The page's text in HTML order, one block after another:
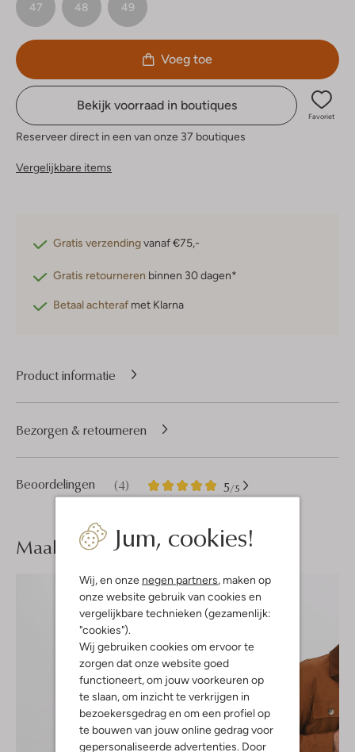
Jum, cookies!
Wij, en onze negen partners , maken op
onze website gebruik van cookies en
vergelijkbare technieken (gezamenlijk:
"cookies").
Wij gebruiken cookies om ervoor te
zorgen dat onze website goed
functioneert, om jouw voorkeuren op
te slaan, om inzicht te verkrijgen in
bezoekersgedrag en om een profiel op
te bouwen van jouw online gedrag voor
gepersonaliseerde advertenties. Door
47 48 49
Voeg toe
Bekijk voorraad in boutiques
Favoriet
Reserveer direct in een van onze 37 boutiques
Vergelijkbare items
Gratis verzendingvanaf €75,-
Gratis retourneren binnen 30 dagen*
Betaal achteraf met Klarna
Product informatie
Beoordelingen (4) 5/5
4
5
Sterren
Bezorgen & retourneren
Maak jelook compleet